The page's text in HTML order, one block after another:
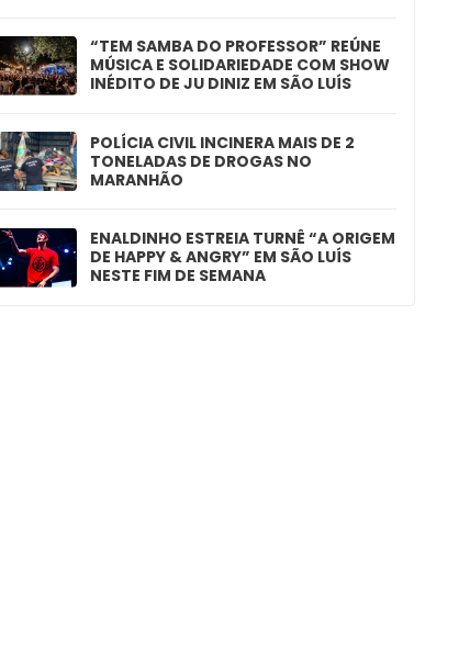
“TEM SAMBA DO PROFESSOR” REÚNE
MÚSICA E SOLIDARIEDADE COM SHOW
INÉDITO DE JU DINIZ EM SÃO LUÍS
POLÍCIA CIVIL INCINERA MAIS DE 2
TONELADAS DE DROGAS NO
MARANHÃO
ENALDINHO ESTREIA TURNÊ “A ORIGEM
DE HAPPY & ANGRY” EM SÃO LUÍS
NESTE FIM DE SEMANA